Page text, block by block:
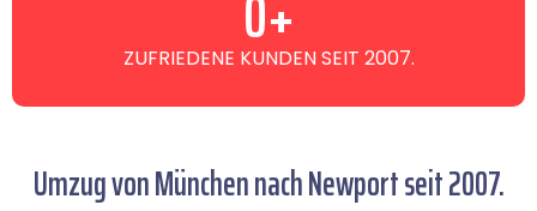
ZUFRIEDENE KUNDEN SEIT 2007.
Umzug von München nach Newport seit 2007.